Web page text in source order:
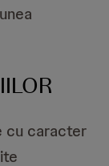
cu caracter